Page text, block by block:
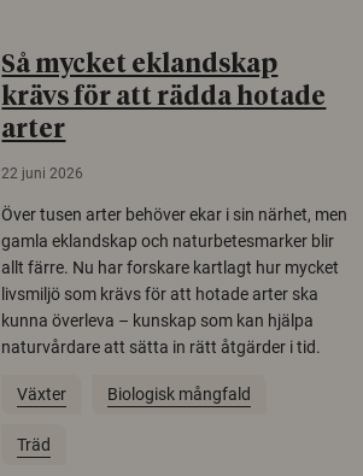
Så mycket eklandskap
krävs för att rädda hotade
arter
22 juni 2026
Över tusen arter behöver ekar i sin närhet, men
gamla eklandskap och naturbetesmarker blir
allt färre. Nu har forskare kartlagt hur mycket
livsmiljö som krävs för att hotade arter ska
kunna överleva – kunskap som kan hjälpa
naturvårdare att sätta in rätt åtgärder i tid.
Växter Biologisk mångfald
Träd